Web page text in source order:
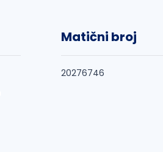
Matični broj
20276746